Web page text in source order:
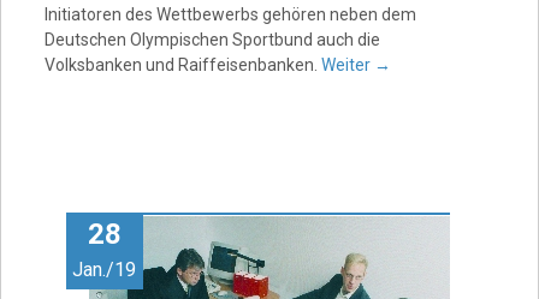
Initiatoren des Wettbewerbs gehören neben dem
Deutschen Olympischen Sportbund auch die
Volksbanken und Raiffeisenbanken. Weiter →
28
Jan./19